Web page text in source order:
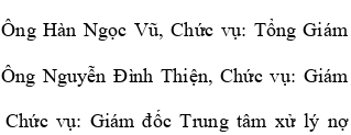
Ông Hàn Ngọc Vũ, Chức vụ: Tổng Giám
Ông Nguyễn Đình Thiện, Chức vụ: Giám
Chức vụ: Giám đốc Trung tâm xử lý nợ